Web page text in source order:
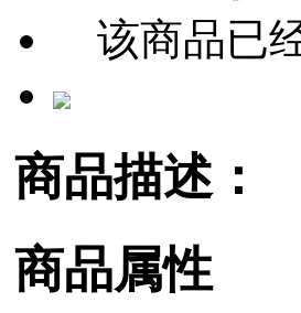
该商品已
商品描述：
商品属性